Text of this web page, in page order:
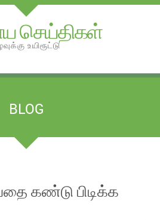
செய்திகள்
உயிரூட்டு
BLOG
கண்டு பிடிக்க